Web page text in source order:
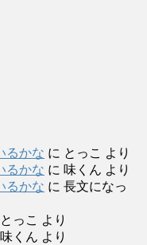
るかな に とっこ より
るかな に 味くん より
るかな に 長文になっ
とっこ より
味くん より